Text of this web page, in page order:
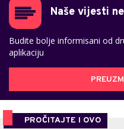
Naše vijesti
Budite bolje informisani od
aplikaciju
PROČITAJTE I OVO